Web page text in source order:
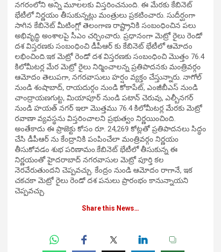
నగరంలోని అన్ని మూలలకు విస్తరించనుంది. ఈ మేరకు కేబినెట్
భేటీలో నిర్ణయం తీసుకున్నట్లు మంత్రులు ప్రకటించారు. సుదీర్ఘంగా
సాగిన కేబినెట్ మీటింగ్లో తెలంగాణ రాష్ట్రానికి సంబంధించిన పలు
అభివృద్ధి అంశాలపై సీఎం చర్చించారు. ప్రధానంగా మెట్రో రైలు రెండో
దశ విస్తరణకు సంబంధించి డీపీఆర్ కు కేబినెట్ భేటీలో ఆమోదం
లభించింది.ఇక మెట్రో రెండో దశ విస్తరణకు సంబంధించి మొత్తం 76.4
కిలోమీటర్ల మేర మెట్రో రైలు నిర్మించాలన్న ప్రతిపాదనకు మంత్రివర్గం
ఆమోదం తెలుపగా, నగరవాసులు హర్షం వ్యక్తం చేస్తున్నారు. నాగోల్
నుండి శంషాబాద్, రాయదుర్గం నుండి కోకాపేట్, ఎంజీబీఎస్ నుండి
చాంద్రాయణగుట్ట, మియాపూర్ నుండి పటాన్ చెరువు, ఎల్బీనగర్
నుండి హయత్ నగర్ ఇలా మొత్తము 76.4 కిలోమీటర్ల మేరకు మెట్రో
రవాణా వ్యవస్థను విస్తరించాలని ప్రభుత్వం నిర్ణయించింది.
అంతేకాదు ఈ ప్రాజెక్టు కోసం రూ. 24,269 కోట్లతో ప్రతిపాదనలు సిద్ధం
చేసి డీపీఆర్ ను కేంద్రానికి పంపించేలా మంత్రివర్గం నిర్ణయం
తీసుకోవడం శుభ పరిణామం.కేబినెట్ భేటీలో తీసుకున్న ఈ
నిర్ణయంతో హైదరాబాద్ నగరవాసుల మెట్రో పూర్తి కల
నెరవేరుతుందని చెప్పవచ్చు. కేంద్రం నుండి ఆమోదం రాగానే, ఇక
చకచకా మెట్రో రైలు రెండో దశ పనులు ప్రారంభం కానున్నాయని
చెప్పవచ్చు.
Share this News…